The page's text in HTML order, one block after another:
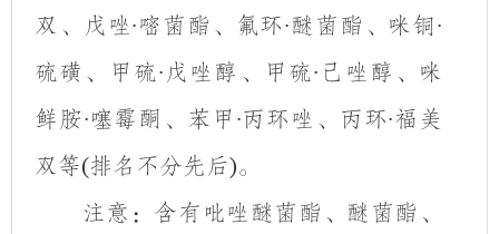
双、戊唑·嘧菌酯、氟环·醚菌酯、咪铜·
硫磺、甲硫· 戊唑醇、甲硫· 己 唑醇、咪
鲜胺·噻霉酮、苯甲 ·丙环唑、丙环·福美
双等(排名不分先后)。
注意： 含有吡唑醚菌酯、醚菌酯、